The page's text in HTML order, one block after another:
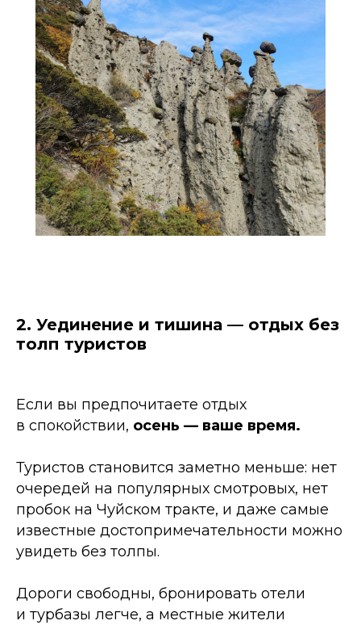
2. Уединение и тишина — отдых без
толп туристов
Если вы предпочитаете отдых
в спокойствии, осень — ваше время.
Туристов становится заметно меньше: нет
очередей на популярных смотровых, нет
пробок на Чуйском тракте, и даже самые
известные достопримечательности можно
увидеть без толпы.
Дороги свободны, бронировать отели
и турбазы легче, а местные жители